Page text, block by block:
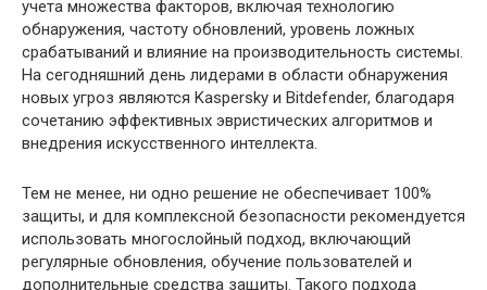
учета множества факторов, включая технологию
обнаружения, частоту обновлений, уровень ложных
срабатываний и влияние на производительность системы.
На сегодняшний день лидерами в области обнаружения
новых угроз являются Kaspersky и Bitdefender, благодаря
сочетанию эффективных эвристических алгоритмов и
внедрения искусственного интеллекта.
Тем не менее, ни одно решение не обеспечивает 100%
защиты, и для комплексной безопасности рекомендуется
использовать многослойный подход, включающий
регулярные обновления, обучение пользователей и
дополнительные средства защиты. Такого подхода